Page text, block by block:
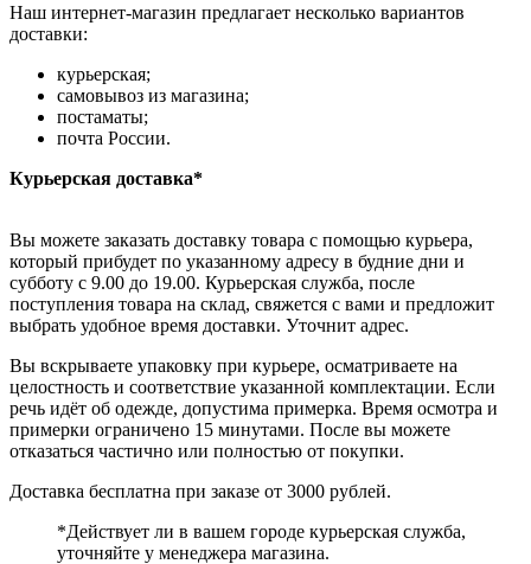
Наш интернет-магазин предлагает несколько вариантов
доставки:
курьерская;
самовывоз из магазина;
постаматы;
почта России.
Курьерская доставка*
Вы можете заказать доставку товара с помощью курьера,
который прибудет по указанному адресу в будние дни и
субботу с 9.00 до 19.00. Курьерская служба, после
поступления товара на склад, свяжется с вами и предложит
выбрать удобное время доставки. Уточнит адрес.
Вы вскрываете упаковку при курьере, осматриваете на
целостность и соответствие указанной комплектации. Если
речь идёт об одежде, допустима примерка. Время осмотра и
примерки ограничено 15 минутами. После вы можете
отказаться частично или полностью от покупки.
Доставка бесплатна при заказе от 3000 рублей.
*Действует ли в вашем городе курьерская служба,
уточняйте у менеджера магазина.